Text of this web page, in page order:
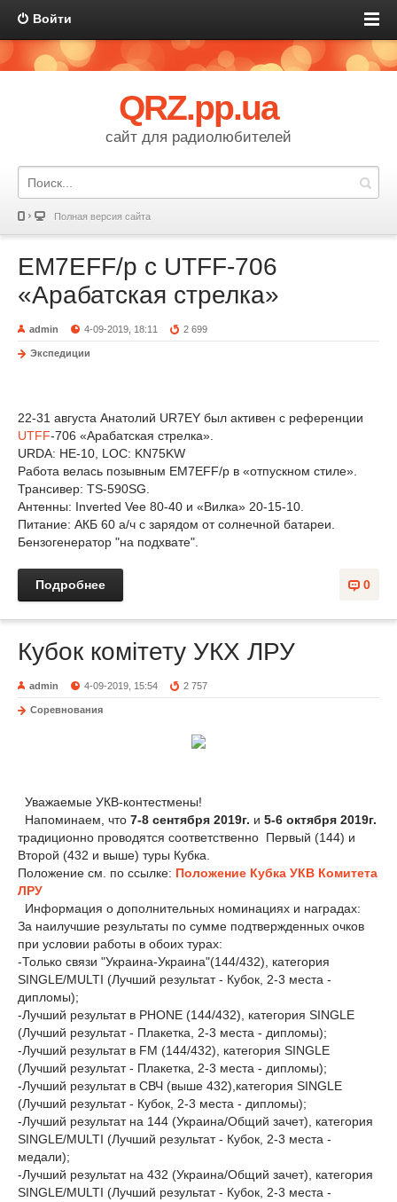
Войти
QRZ.pp.ua
сайт для радиолюбителей
Полная версия сайта
EM7EFF/p с UTFF-706
«Арабатская стрелка»
admin 4-09-2019, 18:11 2 699
Экспедиции
22-31 августа Анатолий UR7EY был активен с референции
UTFF-706 «Арабатская стрелка».
URDA: HE-10, LOC: KN75KW
Работа велась позывным EM7EFF/p в «отпускном стиле».
Трансивер: TS-590SG.
Антенны: Inverted Vee 80-40 и «Вилка» 20-15-10.
Питание: АКБ 60 а/ч с зарядом от солнечной батареи.
Бензогенератор "на подхвате".
0
Подробнее
Кубок комітету УКХ ЛРУ
admin 4-09-2019, 15:54 2 757
Соревнования
Уважаемые УКВ-контестмены!
Напоминаем, что 7-8 сентября 2019г. и 5-6 октября 2019г.
традиционно проводятся соответственно Первый (144) и
Второй (432 и выше) туры Кубка.
Положение см. по ссылке: Положение Кубка УКВ Комитета
ЛРУ
Информация о дополнительных номинациях и наградах:
За наилучшие результаты по сумме подтвержденных очков
при условии работы в обоих турах:
-Только связи "Украина-Украина"(144/432), категория
SINGLE/MULTI (Лучший результат - Кубок, 2-3 места -
дипломы);
-Лучший результат в PHONE (144/432), категория SINGLE
(Лучший результат - Плакетка, 2-3 места - дипломы);
-Лучший результат в FM (144/432), категория SINGLE
(Лучший результат - Плакетка, 2-3 места - дипломы);
-Лучший результат в СВЧ (выше 432),категория SINGLE
(Лучший результат - Кубок, 2-3 места - дипломы);
-Лучший результат на 144 (Украина/Общий зачет), категория
SINGLE/MULTI (Лучший результат - Кубок, 2-3 места -
медали);
-Лучший результат на 432 (Украина/Общий зачет), категория
SINGLE/MULTI (Лучший результат - Кубок, 2-3 места -